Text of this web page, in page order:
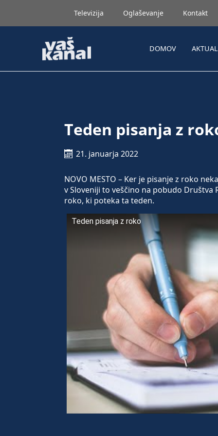
Televizija Oglaševanje Kontakt
DOMOV
Teden pisanja z
21. januarja 2022
NOVO MESTO – Ker je pisanje z roko
v Sloveniji to veščino na pobudo Društva
roko, ki poteka ta teden.
Teden pisanja z roko